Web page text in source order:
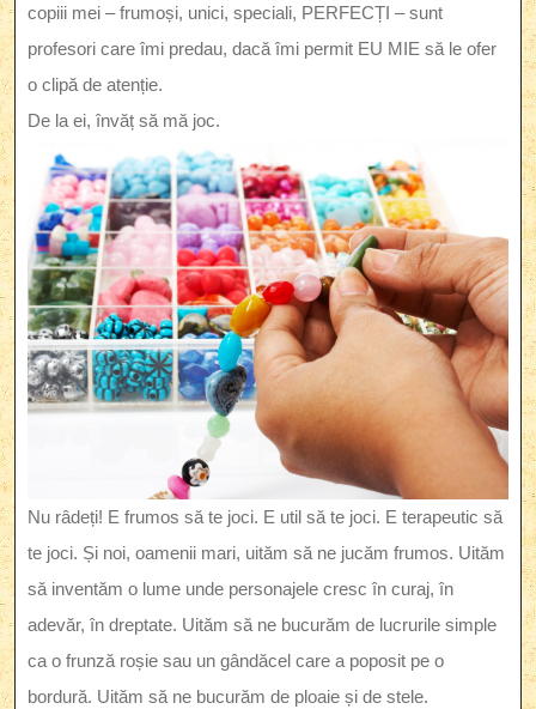
copiii mei – frumoși, unici, speciali, PERFECȚI – sunt
profesori care îmi predau, dacă îmi permit EU MIE să le ofer
o clipă de atenție.
De la ei, învăț să mă joc.
Nu râdeți! E frumos să te joci. E util să te joci. E terapeutic să
te joci. Și noi, oamenii mari, uităm să ne jucăm frumos. Uităm
să inventăm o lume unde personajele cresc în curaj, în
adevăr, în dreptate. Uităm să ne bucurăm de lucrurile simple
ca o frunză roșie sau un gândăcel care a poposit pe o
bordură. Uităm să ne bucurăm de ploaie și de stele.